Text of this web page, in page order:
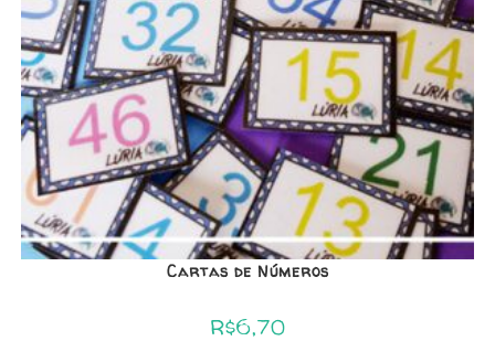
Cartas de Números
R$6,70